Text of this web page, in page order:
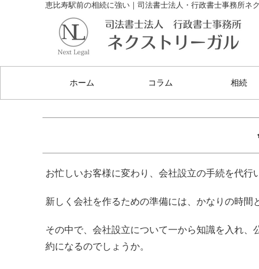
恵比寿駅前の相続に強い｜司法書士法人・行政書士事務所ネ
ホーム コラム 相続
お忙しいお客様に変わり、会社設立の手続を代行
新しく会社を作るための準備には、かなりの時間
その中で、会社設立について一から知識を入れ
約になるのでしょうか。